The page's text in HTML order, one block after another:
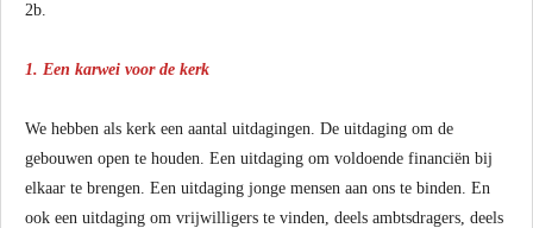
2b.
1. Een karwei voor de kerk
We hebben als kerk een aantal uitdagingen. De uitdaging om de
gebouwen open te houden. Een uitdaging om voldoende financiën bij
elkaar te brengen. Een uitdaging jonge mensen aan ons te binden. En
ook een uitdaging om vrijwilligers te vinden, deels ambtsdragers, deels